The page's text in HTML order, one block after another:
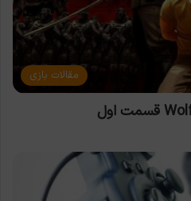
مقالات بازی